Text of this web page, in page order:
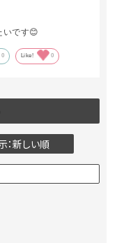
いです😊
0 Like! 0
：新しい順